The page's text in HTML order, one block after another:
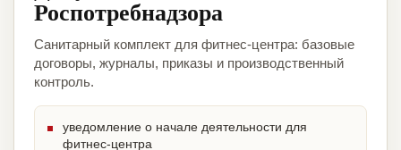
Роспотребнадзора
Санитарный комплект для фитнес-центра: базовые
договоры, журналы, приказы и производственный
контроль.
уведомление о начале деятельности для
фитнес-центра